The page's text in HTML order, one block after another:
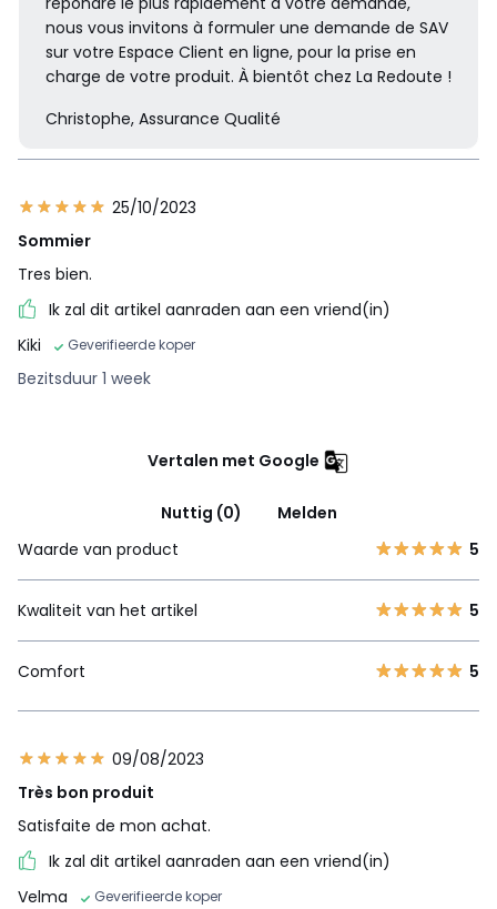
nous vous invitons à formuler une demande de SAV
sur votre Espace Client en ligne, pour la prise en
charge de votre produit. À bientôt chez La Redoute !
Christophe, Assurance Qualité
25/10/2023
Sommier
Tres bien.
Ik zal dit artikel aanraden aan een vriend(in)
Kiki
Geverifieerde koper
Bezitsduur 1 week
Vertalen met Google
Nuttig (0)
Melden
Waarde van product
5
Kwaliteit van het artikel 5
Comfort 5
09/08/2023
Très bon produit
Satisfaite de mon achat.
Ik zal dit artikel aanraden aan een vriend(in)
Velma
Geverifieerde koper